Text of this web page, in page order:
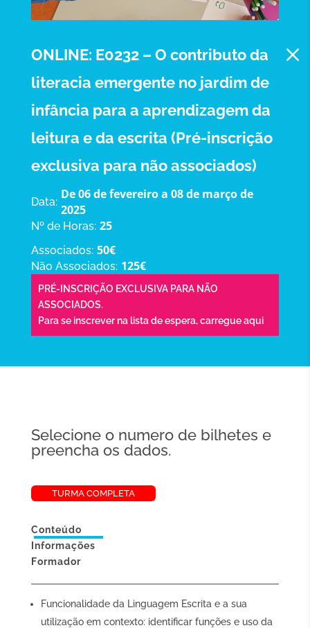
ONLINE: E0232 – O contributo da
literacia emergente no jardim de
infância para a aprendizagem da
leitura e da escrita (Pré-inscrição
exclusiva para não associados)
Data:
De 06 de fevereiro a 08 de março de
2025
Nº de Horas: 25
Associados: 50€
Não Associados: 125€
PRÉ-INSCRIÇÃO EXCLUSIVA PARA NÃO
ASSOCIADOS.
Para se inscrever na lista de espera,carregue aqui
M
Selecione o numero de bilhetes e
preencha os dados.
TURMA COMPLETA
Conteúdo
Informações
Formador
Funcionalidade da Linguagem Escrita e a sua
utilização em contexto: identificar funções e uso da